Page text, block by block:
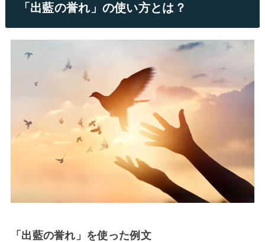
「出藍の誉れ」の使い方とは？
「出藍の誉れ」を使った例文